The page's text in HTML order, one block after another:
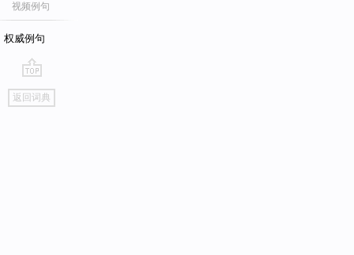
视频例句
权威例句
go
top
返回词典